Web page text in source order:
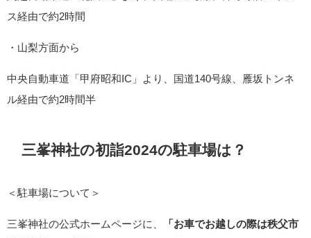
ス経由で約2時間
・山梨方面から
中央自動車道「甲府昭和IC」より、国道140号線、雁坂トンネ
ル経由で約2時間半
三峯神社の初詣2024の駐車場は？
＜駐車場について＞
三峯神社の公式ホームページに、
「お車でお越しの際は秩父市